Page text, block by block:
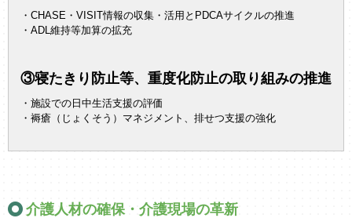
・CHASE・VISIT情報の収集・活用とPDCAサイクルの推進
・ADL維持等加算の拡充
③寝たきり防止等、重度化防止の取り組みの推進
・施設での日中生活支援の評価
・褥瘡（じょくそう）マネジメント、排せつ支援の強化
介護人材の確保・介護現場の革新